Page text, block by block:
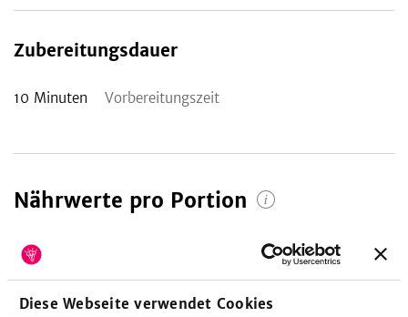
Diese Webseite verwendet Cookies
Zubereitungsdauer
10 Minuten Vorbereitungszeit
Nährwerte pro Portion
kcal
21%
g
62%
11
g
16